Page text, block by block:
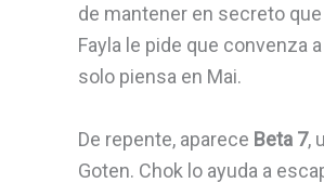
de mantener en secreto
Fayla le pide que convenza
solo piensa en Mai.
De repente, aparece Beta 7,
Goten. Chok lo ayuda a